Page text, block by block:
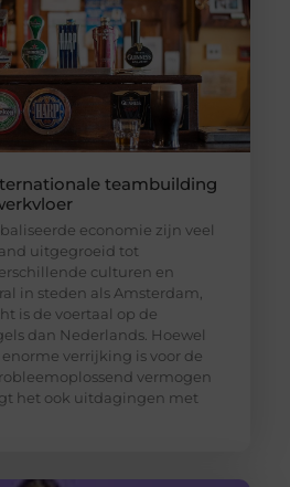
teambuilding
economie zijn veel
uitgegroeid tot
culturen en
in steden als Amsterdam,
is de voertaal op de
dan Nederlands. Hoewel
verrijking is voor de
vermogen
het ook uitdagingen met